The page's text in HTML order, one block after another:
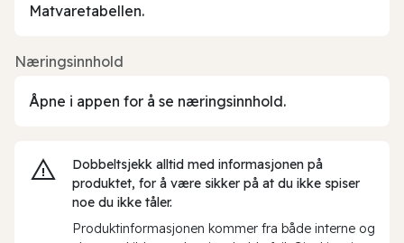
Matvaretabellen.
Næringsinnhold
Åpne i appen for å se næringsinnhold.
Dobbeltsjekk alltid med informasjonen på
produktet, for å være sikker på at du ikke spiser
noe du ikke tåler.
Produktinformasjonen kommer fra både interne og